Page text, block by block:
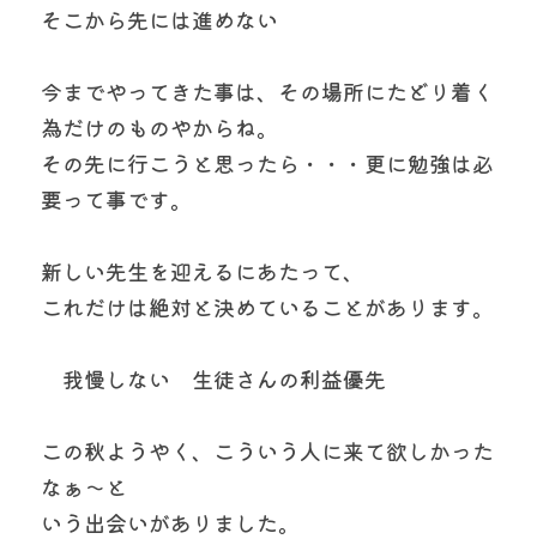
そこから先には進めない
今までやってきた事は、その場所にたどり着く
為だけのものやからね。
その先に行こうと思ったら・・・更に勉強は必
要って事です。
新しい先生を迎えるにあたって、
これだけは絶対と決めていることがあります。
我慢しない　生徒さんの利益優先
この秋ようやく、こういう人に来て欲しかった
なぁ～と
いう出会いがありました。